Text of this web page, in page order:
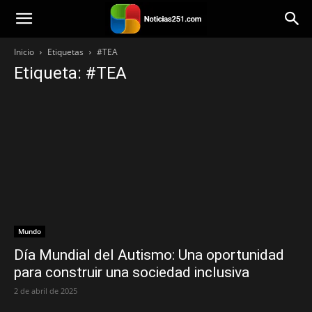
Noticias251
Inicio Etiquetas #TEA
Etiqueta: #TEA
Mundo
Día Mundial del Autismo: Una oportunidad
para construir una sociedad inclusiva
2 de abril de 2025